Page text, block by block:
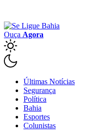
Ouça Agora
Últimas Notícias
Segurança
Política
Bahia
Esportes
Colunistas